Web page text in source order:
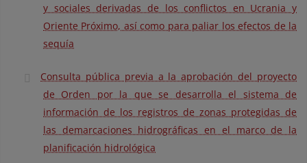
y sociales derivadas de los conflictos en Ucrania y
Oriente Próximo, así como para paliar los efectos de la
sequía
Consulta pública previa a la aprobación del proyecto
de Orden por la que se desarrolla el sistema de
información de los registros de zonas protegidas de
las demarcaciones hidrográficas en el marco de la
planificación hidrológica